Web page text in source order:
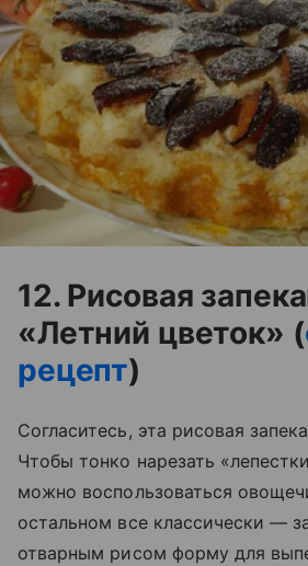
12. Рисовая
«Летний цветок» (
рецепт)
Согласитесь, эта рисовая
Чтобы тонко нарезать
можно воспользоваться
остальном все классически —
отварным рисом форму для